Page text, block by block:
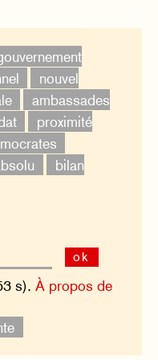
nouvel
ambassades
proximité
bilan
ok
s).À propos de